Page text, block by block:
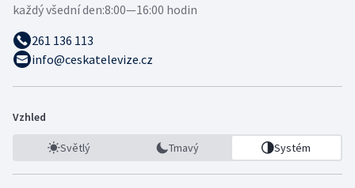
každý všední den:8:00—16:00 hodin
261 136 113
info@ceskatelevize.cz
Vzhled
Světlý Tmavý Systém